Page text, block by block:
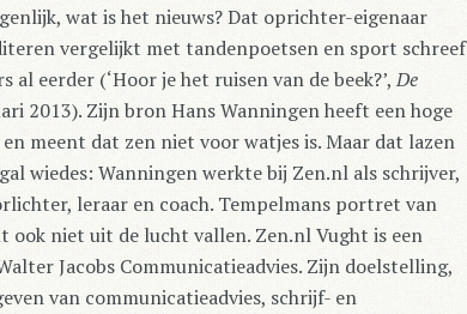
wat is het nieuws? Dat oprichter-eigenaar
vergelijkt met tandenpoetsen en sport schreef
al eerder (‘Hoor je het ruisen van de beek?’,De
2013). Zijn bron Hans Wanningen heeft een hoge
meent dat zen niet voor watjes is. Maar dat lazen
wiedes: Wanningen werkte bij Zen.nl als schrijver,
leraar en coach. Tempelmans portret van
ook niet uit de lucht vallen. Zen.nl Vught is een
Jacobs Communicatieadvies. Zijn doelstelling,
van communicatieadvies, schrijf- en